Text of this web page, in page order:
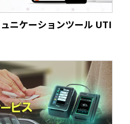
ニケーションツール UTI